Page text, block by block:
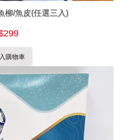
柳/魚皮(任選三入)
購物車